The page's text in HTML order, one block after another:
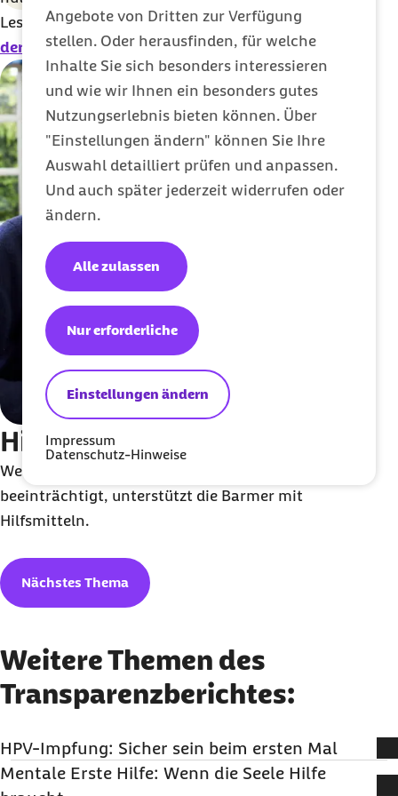
Angebote von Dritten zur Verfügung
stellen. Oder herausfinden, für welche
Inhalte Sie sich besonders interessieren
und wie wir Ihnen ein besonders gutes
Nutzungserlebnis bieten können. Über
"Einstellungen ändern" können Sie Ihre
Auswahl detailliert prüfen und anpassen.
Und auch später jederzeit widerrufen oder
ändern.
Einstellungen ändern
Nur erforderliche
Alle zulassen
Impressum
Datenschutz-Hinweise
Lesen Sie mehr Informationen zu allenLeistungen
der Barmer rund um Zahnersatz.
Hilfsmittel
Wenn eine Krankheit oder Behinderung das Leben
beeinträchtigt, unterstützt die Barmer mit
Hilfsmitteln.
Nächstes Thema
Weitere Themen des
Transparenzberichtes:
HPV-Impfung: Sicher sein beim ersten Mal
Humane Papillomviren sind hochansteckend. Eine
Mentale Erste Hilfe: Wenn die Seele Hilfe